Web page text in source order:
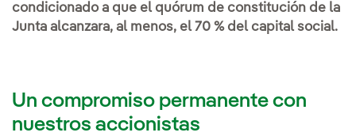
condicionado a que el quórum de constitución de la
Junta alcanzara, al menos, el 70 % del capital social.
Un compromiso permanente con
nuestros accionistas